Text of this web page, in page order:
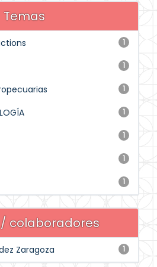
Temas
1
1
1
1
1
1
1
colaboradores
1
Zaragoza